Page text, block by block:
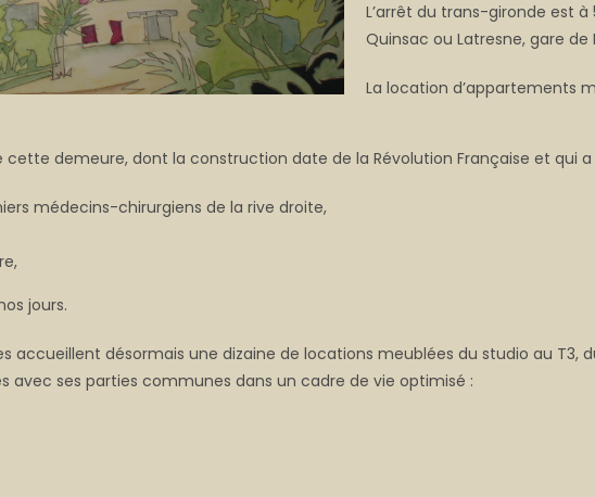
L’arrêt du trans-gironde est
Quinsac ou Latresne, gare de
La location d’appartements
demeure, dont la construction date de la Révolution Française et qui a
médecins-chirurgiens de la rive droite,
jours.
accueillent désormais une dizaine de locations meublées du studio au T3,
avec ses parties communes dans un cadre de vie optimisé :